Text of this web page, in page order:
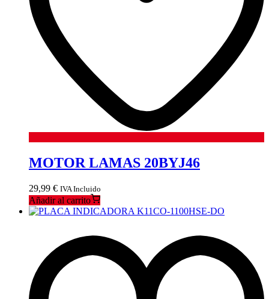
MOTOR LAMAS 20BYJ46
29,99 € IVA Incluido
Añadir al carrito